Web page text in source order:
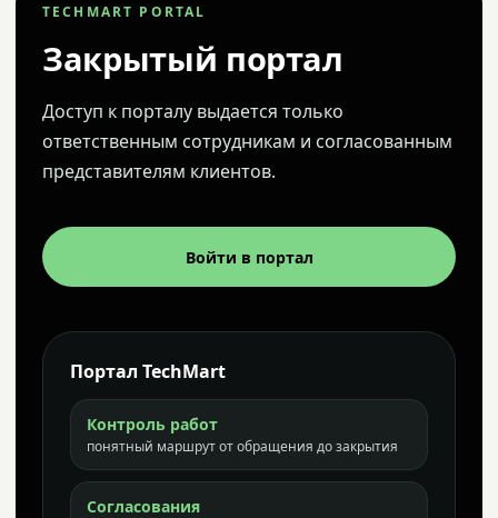
TECHMART PORTAL
Закрытый портал
Доступ к порталу выдается только
ответственным сотрудникам и согласованным
представителям клиентов.
Войти в портал
Портал TechMart
Контроль работ
понятный маршрут от обращения до закрытия
Согласования